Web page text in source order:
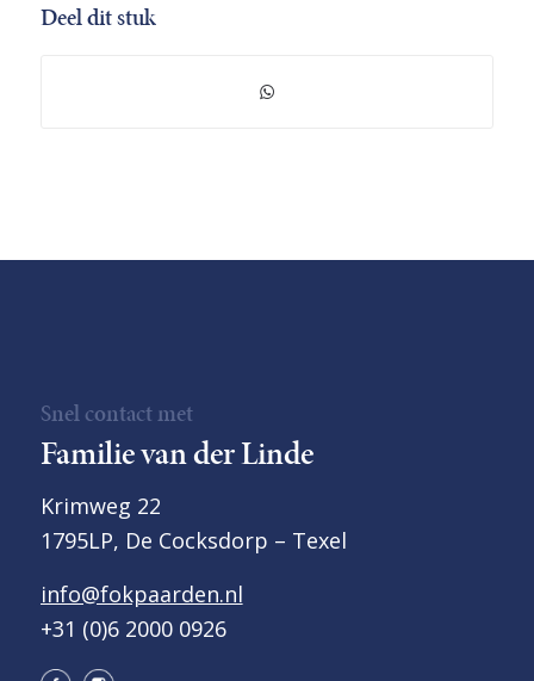
Deel dit stuk
Snel contact met
Familie van der Linde
Krimweg 22
1795LP, De Cocksdorp – Texel
info@fokpaarden.nl
+31 (0)6 2000 0926